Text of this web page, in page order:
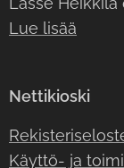
Lue lisää
Nettikioski
Käyttö- ja